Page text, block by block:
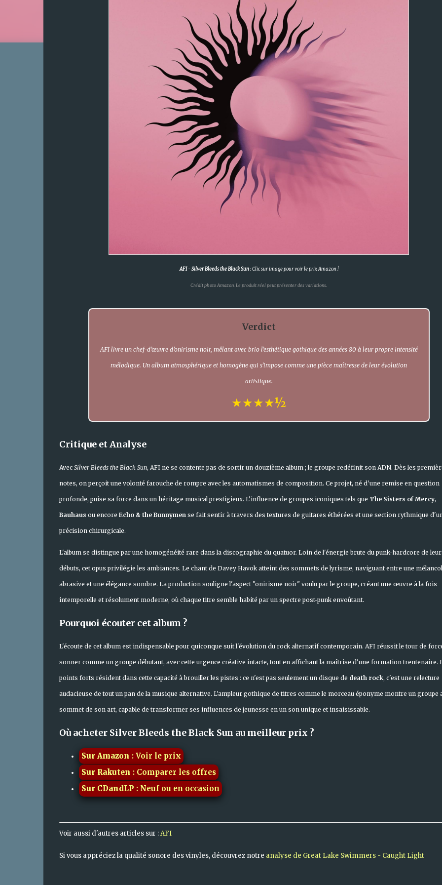
AFI-Silver Bleeds the Black Sun: Clic sur image pour voir le prix Amazon !
Crédit photo Amazon. Le produit réel peut présenter des variations.
Verdict
AFI livre un chef-d’œuvre d’onirisme noir, mêlant avec brio l’esthétique gothique des années 80 à leur propre intensité
mélodique. Un album atmosphérique et homogène qui s’impose comme une pièce maîtresse de leur évolution
artistique.
★★★★½
Critique et Analyse
Avec Silver Bleeds the Black Sun, AFI ne se contente pas de sortir un douzième album ; le groupe redéfinit son ADN. Dès les
notes, on perçoit une volonté farouche de rompre avec les automatismes de composition. Ce projet, né d'une remise en question
profonde, puise sa force dans un héritage musical prestigieux. L'influence de groupes iconiques tels que The Sisters of Mercy,
Bauhaus ou encore Echo & the Bunnymense fait sentir à travers des textures de guitares éthérées et une section rythmique
précision chirurgicale.
L'album se distingue par une homogénéité rare dans la discographie du quatuor. Loin de l'énergie brute du punk-hardcore de
débuts, cet opus privilégie les ambiances. Le chant de Davey Havok atteint des sommets de lyrisme, naviguant entre une
abrasive et une élégance sombre. La production souligne l'aspect "onirisme noir" voulu par le groupe, créant une œuvre à la fois
intemporelle et résolument moderne, où chaque titre semble habité par un spectre post-punk envoûtant.
Pourquoi écouter cet album ?
L'écoute de cet album est indispensable pour quiconque suit l'évolution du rock alternatif contemporain. AFI réussit le tour de
sonner comme un groupe débutant, avec cette urgence créative intacte, tout en affichant la maîtrise d'une formation trentenaire.
points forts résident dans cette capacité à brouiller les pistes : ce n'est pas seulement un disque de death rock, c'est une relecture
audacieuse de tout un pan de la musique alternative. L'ampleur gothique de titres comme le morceau éponyme montre un groupe
sommet de son art, capable de transformer ses influences de jeunesse en un son unique et insaisissable.
Où acheter Silver Bleeds the Black Sun au meilleur prix ?
Sur Amazon : Voir le prix
Sur Rakuten : Comparer les offres
Sur CDandLP : Neuf ou en occasion
Voir aussi d'autres articles sur :AFI
Si vous appréciez la qualité sonore des vinyles, découvrez notre analyse de Great Lake Swimmers - Caught Light